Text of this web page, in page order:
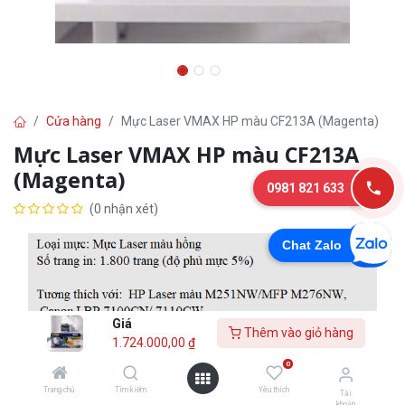
Giá
1.724.000,00 ₫
Thêm vào giỏ hàng
Trang chủ Tìm kiếm
0
Yêu thích
Tài
Cửa hàng Mực Laser VMAX HP màu CF213A (Magenta)
Mực Laser VMAX HP màu CF213A
(Magenta)
(0 nhận xét)
Chat Zalo
0981 821 633